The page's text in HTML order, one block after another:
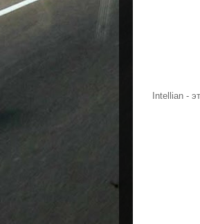
Intellian -